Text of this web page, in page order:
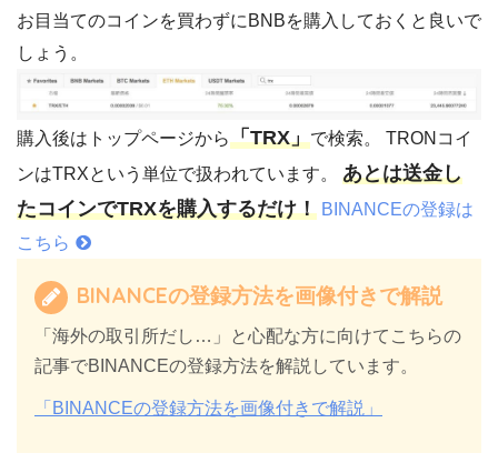
お目当てのコインを買わずにBNBを購入しておくと良いで
しょう。
購入後はトップページから「TRX」で検索。 TRONコイ
ンはTRXという単位で扱われています。 あとは送金し
たコインでTRXを購入するだけ！ BINANCEの登録は
こちら
BINANCEの登録方法を画像付きで解説
「海外の取引所だし…」と心配な方に向けてこちらの
記事でBINANCEの登録方法を解説しています。
「BINANCEの登録方法を画像付きで解説」